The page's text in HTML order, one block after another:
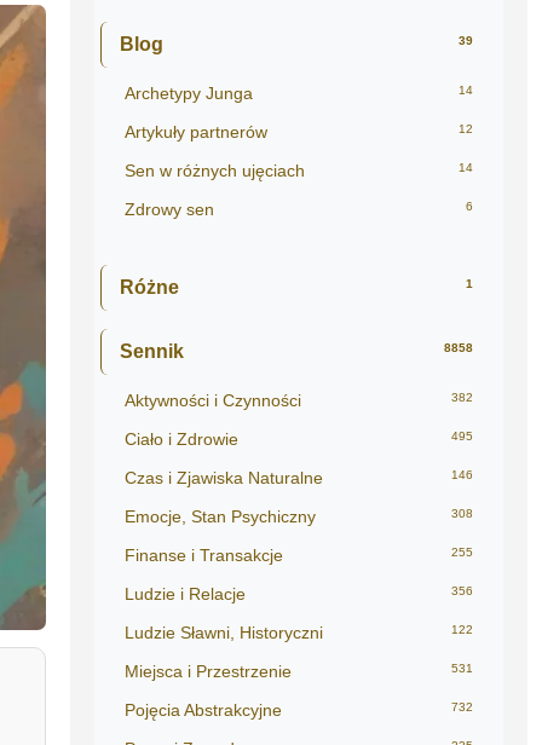
Blog 39
Archetypy Junga 14
Artykuły partnerów 12
Sen w różnych ujęciach 14
Zdrowy sen 6
Różne 1
Sennik 8858
Aktywności i Czynności 382
Ciało i Zdrowie 495
Czas i Zjawiska Naturalne 146
Emocje, Stan Psychiczny 308
Finanse i Transakcje 255
Ludzie i Relacje 356
Ludzie Sławni, Historyczni 122
Miejsca i Przestrzenie 531
Pojęcia Abstrakcyjne 732